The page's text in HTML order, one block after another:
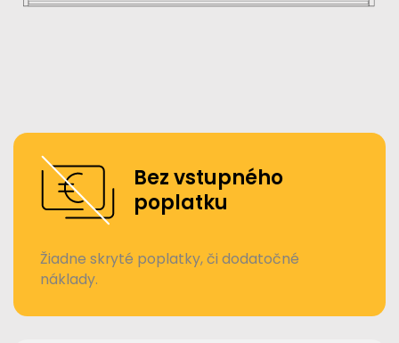
Bez vstupného
poplatku
Žiadne skryté poplatky, či dodatočné
náklady.